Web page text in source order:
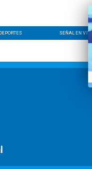
DEPORTES SEÑAL EN VIVO